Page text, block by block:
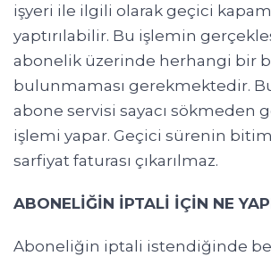
işyeri ile ilgili olarak geçici
yaptırılabilir. Bu işlemin
abonelik üzerinde herhangi bir
bulunmaması gerekmektedir.
abone servisi sayacı sökmeden
işlemi yapar. Geçici sürenin
sarfiyat faturası çıkarılmaz.
ABONELİĞİN İPTALİ İÇİN NE
Aboneliğin iptali istendiğinde